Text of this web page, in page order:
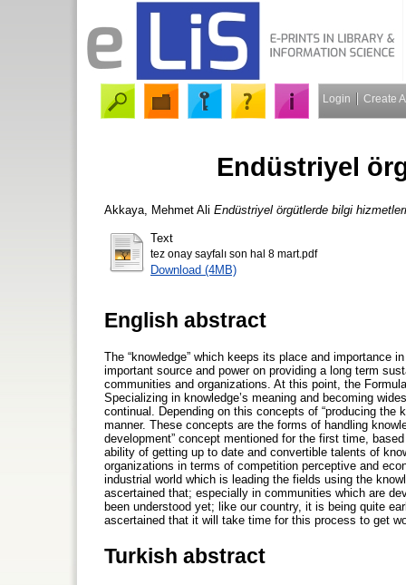
Login Create
Endüstriyel
Akkaya, Mehmet Ali Endüstriyel örgütlerde bilgi
Text
tez onay sayfalı son hal 8 mart.pdf
Download (4MB)
English abstract
The “knowledge” which keeps its place and importance
important source and power on providing a long term
communities and organizations. At this point, the
Specializing in knowledge’s meaning and becoming
continual. Depending on this concepts of “producing the
manner. These concepts are the forms of handling
development” concept mentioned for the first time,
ability of getting up to date and convertible talents of
organizations in terms of competition perceptive and
industrial world which is leading the fields using the
ascertained that; especially in communities which are
been understood yet; like our country, it is being quite
ascertained that it will take time for this process to get
Turkish abstract